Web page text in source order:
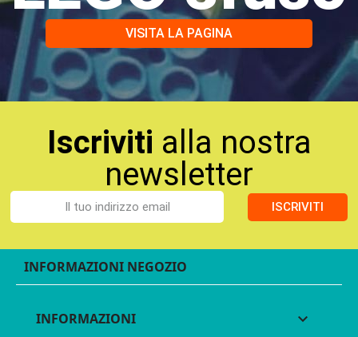
VISITA LA PAGINA
Iscriviti alla nostra
newsletter
ISCRIVITI
INFORMAZIONI NEGOZIO
INFORMAZIONI 